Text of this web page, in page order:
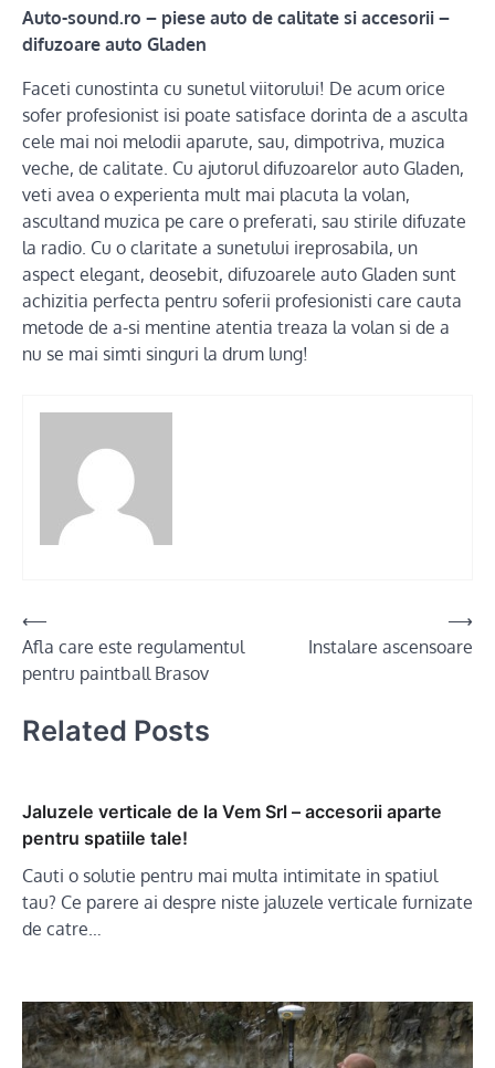
Auto-sound.ro – piese auto de calitate si accesorii –
difuzoare auto Gladen
Faceti cunostinta cu sunetul viitorului! De acum orice
sofer profesionist isi poate satisface dorinta de a asculta
cele mai noi melodii aparute, sau, dimpotriva, muzica
veche, de calitate. Cu ajutorul difuzoarelor auto Gladen,
veti avea o experienta mult mai placuta la volan,
ascultand muzica pe care o preferati, sau stirile difuzate
la radio. Cu o claritate a sunetului ireprosabila, un
aspect elegant, deosebit, difuzoarele auto Gladen sunt
achizitia perfecta pentru soferii profesionisti care cauta
metode de a-si mentine atentia treaza la volan si de a
nu se mai simti singuri la drum lung!
Post
navigation
⟵
Afla care este regulamentul
pentru paintball Brasov
Instalare ascensoare
⟶
Related Posts
Jaluzele verticale de la Vem Srl – accesorii aparte
pentru spatiile tale!
Cauti o solutie pentru mai multa intimitate in spatiul
tau? Ce parere ai despre niste jaluzele verticale furnizate
de catre…